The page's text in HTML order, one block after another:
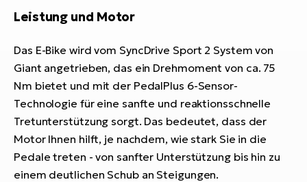
Leistung und Motor
Das E-Bike wird vom SyncDrive Sport 2 System von
Giant angetrieben, das ein Drehmoment von ca. 75
Nm bietet und mit der PedalPlus 6-Sensor-
Technologie für eine sanfte und reaktionsschnelle
Tretunterstützung sorgt. Das bedeutet, dass der
Motor Ihnen hilft, je nachdem, wie stark Sie in die
Pedale treten - von sanfter Unterstützung bis hin zu
einem deutlichen Schub an Steigungen.